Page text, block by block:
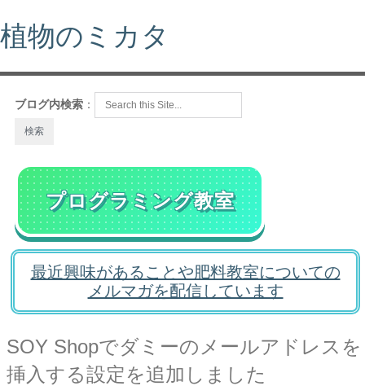
植物のミカタ
ブログ内検索 ：
プログラミング教室
最近興味があることや肥料教室についての
メルマガを配信しています
SOY Shopでダミーのメールアドレスを
挿入する設定を追加しました